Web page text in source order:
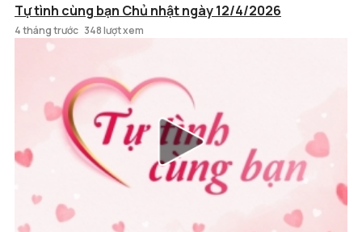
Tự tình cùng bạn Chủ nhật ngày 12/4/2026
4 tháng trước 348 lượt xem